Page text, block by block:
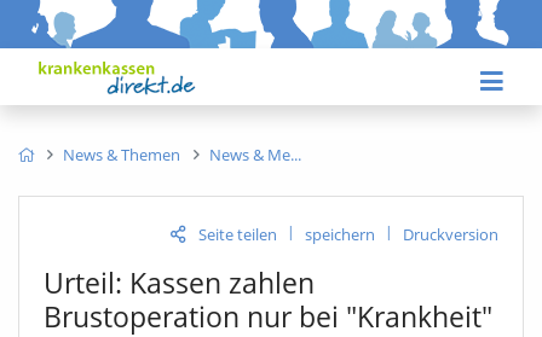
News & Themen News & Me
Seite teilen | speichern | Druckversion
Urteil: Kassen zahlen
Brustoperation nur bei "Krankheit"